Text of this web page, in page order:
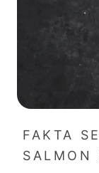
FAKTA
SALMON